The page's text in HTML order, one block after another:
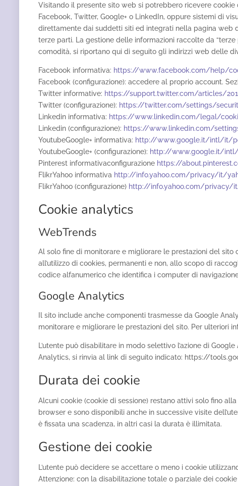
Visitando il presente sito web si potrebbero ricevere cookie
Facebook, Twitter, Google+ o LinkedIn, oppure sistemi di
direttamente dai suddetti siti ed integrati nella pagina web
terze parti. La gestione delle informazioni raccolte da
comodità, si riportano qui di seguito gli indirizzi web delle
Facebook informativa: https://www.facebook.com/help/
Facebook (configurazione): accedere al proprio account.
Twitter informative: https://support.twitter.com/articles/
Twitter (configurazione): https://twitter.com/settings/
Linkedin informativa: https://www.linkedin.com/legal/
Linkedin (configurazione): https://www.linkedin.com/
YoutubeGoogle+ informativa: http://www.google.it/intl/it/
YoutubeGoogle+ (configurazione): http://www.google.it/
Pinterest informativaconfigurazione https://
FlikrYahoo informativa http://info.yahoo.com/privacy/it/
FlikrYahoo (configurazione) http://info.yahoo.com/
Cookie analytics
WebTrends
Al solo fine di monitorare e migliorare le prestazioni del
all’utilizzo di cookies, permanenti e non, allo scopo di
codice alfanumerico che identifica i computer di
Google Analytics
Il sito include anche componenti trasmesse da Google
monitorare e migliorare le prestazioni del sito. Per
L’utente può disabilitare in modo selettivo l’azione di
Analytics, si rinvia al link di seguito indicato: https://
Durata dei cookie
Alcuni cookie (cookie di sessione) restano attivi solo fino
browser e sono disponibili anche in successive visite
è fissata una scadenza, in altri casi la durata è illimitata.
Gestione dei cookie
L’utente può decidere se accettare o meno i cookie
Attenzione: con la disabilitazione totale o parziale dei